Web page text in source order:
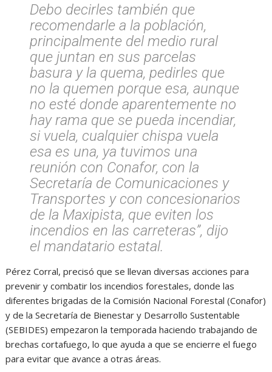
Debo decirles también que
recomendarle a la población,
principalmente del medio rural
que juntan en sus parcelas
basura y la quema, pedirles que
no la quemen porque esa, aunque
no esté donde aparentemente no
hay rama que se pueda incendiar,
si vuela, cualquier chispa vuela
esa es una, ya tuvimos una
reunión con Conafor, con la
Secretaría de Comunicaciones y
Transportes y con concesionarios
de la Maxipista, que eviten los
incendios en las carreteras”, dijo
el mandatario estatal.
Pérez Corral, precisó que se llevan diversas acciones para
prevenir y combatir los incendios forestales, donde las
diferentes brigadas de la Comisión Nacional Forestal (Conafor)
y de la Secretaría de Bienestar y Desarrollo Sustentable
(SEBIDES) empezaron la temporada haciendo trabajando de
brechas cortafuego, lo que ayuda a que se encierre el fuego
para evitar que avance a otras áreas.